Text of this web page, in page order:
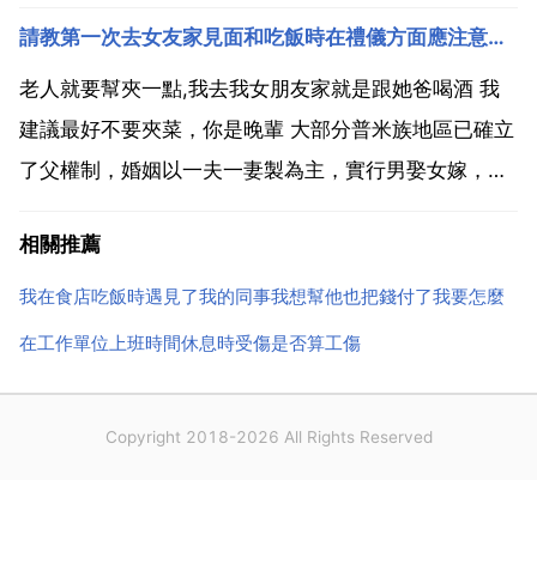
其難。4.你女友很懂事，但注意一下方式方法可能會更
好。5.個人意見，僅供參考。這種習慣不是壞毛病...
請教第一次去女友家見面和吃飯時在禮儀方面應注意哪些
老人就要幫夾一點,我去我女朋友家就是跟她爸喝酒 我
建議最好不要夾菜，你是晚輩 大部分普米族地區已確立
了父權制，婚姻以一夫一妻製為主，實行男娶女嫁，從
婚的原則。1949年以前，還實行等級內婚，即百姓不
與奴隸結婚，貴族不與平民通婚。按普米族的古老習
慣，父系...
相關推薦
我在食店吃飯時遇見了我的同事我想幫他也把錢付了我要怎麼
在工作單位上班時間休息時受傷是否算工傷
Copyright 2018-2026 All Rights Reserved